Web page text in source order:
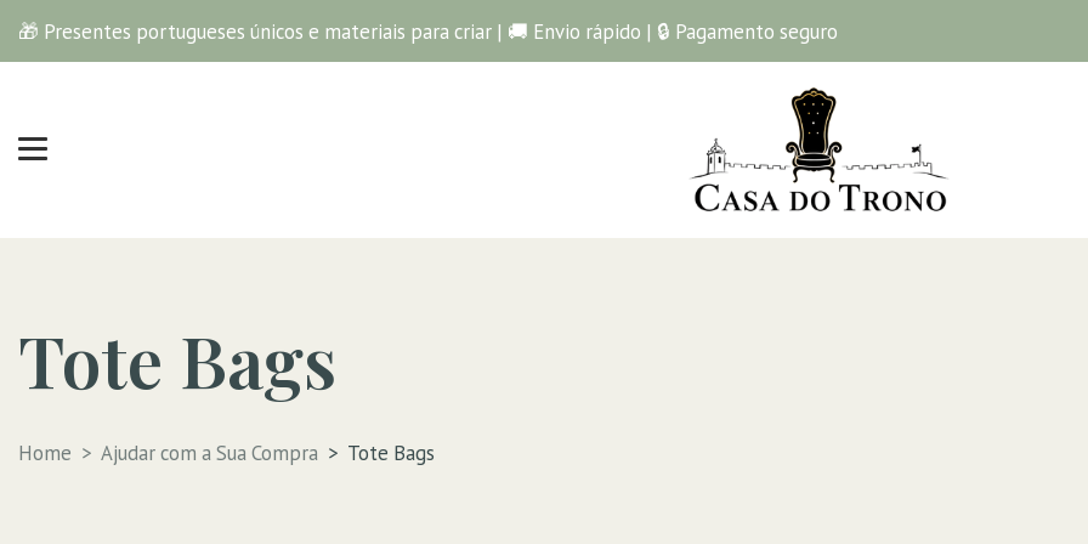
🎁 Presentes portugueses únicos e materiais para criar | 🚚 Envio rápido | 🔒 Pagamento seguro
Tote Bags
Tote Bags
Home Ajudar com a Sua Compra Tote Bags